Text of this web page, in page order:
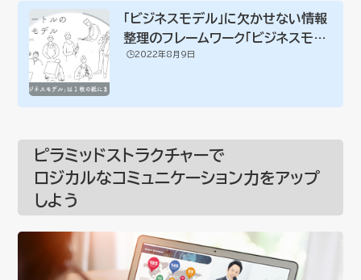
「ビジネスモデル」に欠かせない情報
整理のフレームワーク「ビジネスモデ
ルキャン...
🕒️2022年8月9日
ピラミッドストラクチャーで
ロジカルなコミュニケーション力をアップ
しよう